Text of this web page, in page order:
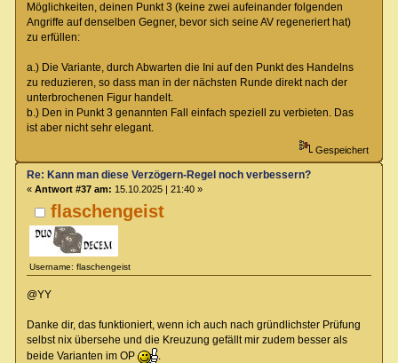
Möglichkeiten, deinen Punkt 3 (keine zwei aufeinander folgenden
Angriffe auf denselben Gegner, bevor sich seine AV regeneriert hat)
zu erfüllen:
a.) Die Variante, durch Abwarten die Ini auf den Punkt des Handelns
zu reduzieren, so dass man in der nächsten Runde direkt nach der
unterbrochenen Figur handelt.
b.) Den in Punkt 3 genannten Fall einfach speziell zu verbieten. Das
ist aber nicht sehr elegant.
Gespeichert
flaschengeist
Username: flaschengeist
Re: Kann man diese Verzögern-Regel noch verbessern?
« Antwort #37 am: 15.10.2025 | 21:40 »
@YY
Danke dir, das funktioniert, wenn ich auch nach gründlichster Prüfung
selbst nix übersehe und die Kreuzung gefällt mir zudem besser als
beide Varianten im OP
.